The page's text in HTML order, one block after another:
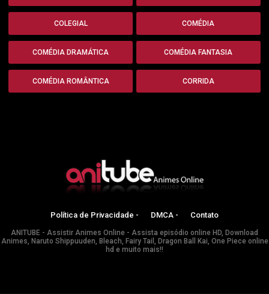
COLEGIAL COMÉDIA
COMÉDIA DRAMÁTICA COMÉDIA FANTASIA
COMÉDIA ROMÂNTICA CORRIDA
Política de Privacidade - DMCA - Contato
ANITUBE - Assistir Animes Online - Assista episódio online HD, Download
Animes, Naruto Shippuuden, Bleach, Fairy Tail, Dragon Ball Kai, One Piece online
hd e muito mais!!